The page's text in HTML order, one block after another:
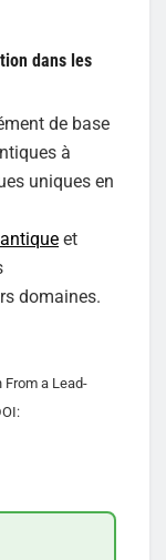
dans les
de base
à
uniques en
et
domaines.
a Lead-